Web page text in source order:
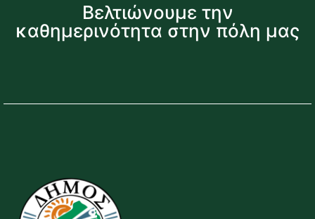
Βελτιώνουμε την
καθημερινότητα στην πόλη μας